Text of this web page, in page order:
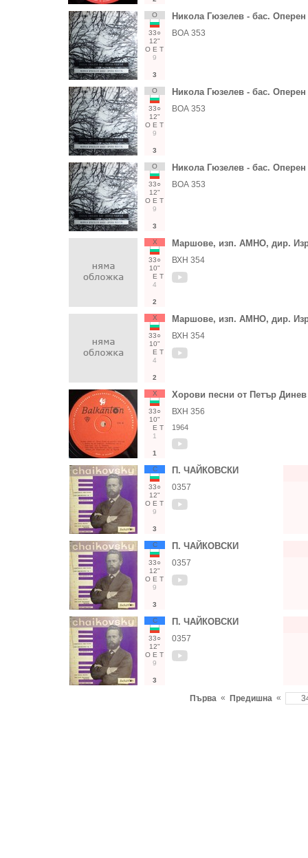
О
33○
12"
О Е Т
9
3
Никола Гюзелев - бас. Оперен
ВОА 353
О
33○
12"
О Е Т
9
3
Никола Гюзелев - бас. Оперен
ВОА 353
О
33○
12"
О Е Т
9
3
Никола Гюзелев - бас. Оперен
ВОА 353
Х
33○
10"
Е Т
4
2
Маршове, изп. АМНО, дир.
ВХН 354
Х
33○
10"
Е Т
4
2
Маршове, изп. АМНО, дир.
ВХН 354
Х
33○
10"
Е Т
1
1
Хорови песни от Петър
ВХН 356
1964
С
33○
12"
О Е Т
9
3
П. ЧАЙКОВСКИ
0357
С
33○
12"
О Е Т
9
3
П. ЧАЙКОВСКИ
0357
С
33○
12"
О Е Т
9
3
П. ЧАЙКОВСКИ
0357
Първа « Предишна «